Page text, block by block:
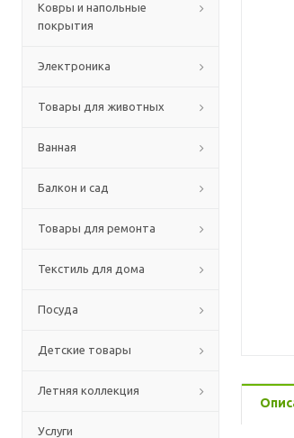
Ковры и напольные
покрытия
Электроника
Товары для животных
Ванная
Балкон и сад
Товары для ремонта
Текстиль для дома
Посуда
Детские товары
Летняя коллекция
Услуги